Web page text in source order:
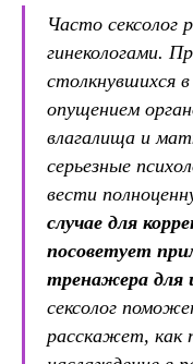
Часто сексолог
гинекологами.
столкнувшихся
опущением
влагалища и
серьезные
вести
случае для
посоветует
тренажера
сексолог
расскажет, как